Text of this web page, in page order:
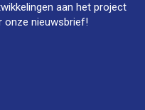
aan het project
onze nieuwsbrief!